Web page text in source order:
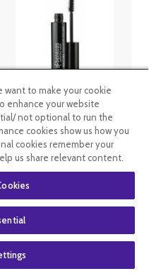
Benecos
Mascara Maxi
Volume Brun
En stock
want to make your cookie
enhance your website
not optional to run the
cookies show us how you
cookies remember your
us share relevant content.